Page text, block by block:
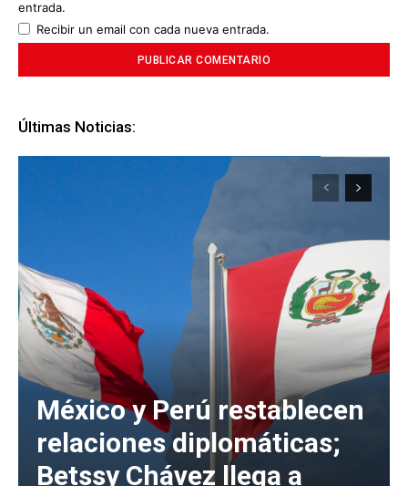
entrada.
Recibir un email con cada nueva entrada.
Últimas Noticias:
México y Perú restablecen
relaciones diplomáticas;
Betssy Chávez llega a